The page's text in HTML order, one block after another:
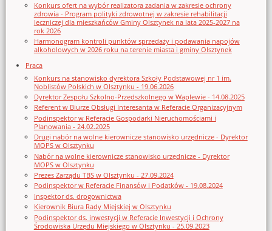
Konkurs ofert na wybór realizatora zadania w zakresie ochrony
zdrowia - Program polityki zdrowotnej w zakresie rehabilitacji
leczniczej dla mieszkańców Gminy Olsztynek na lata 2025-2027 na
rok 2026
Harmonogram kontroli punktów sprzedaży i podawania napojów
alkoholowych w 2026 roku na terenie miasta i gminy Olsztynek
Praca
Konkurs na stanowisko dyrektora Szkoły Podstawowej nr 1 im.
Noblistów Polskich w Olsztynku - 19.06.2026
Dyrektor Zespołu Szkolno-Przedszkolnego w Waplewie - 14.08.2025
Referent w Biurze Obsługi Interesanta w Referacie Organizacyjnym
Podinspektor w Referacie Gospodarki Nieruchomościami i
Planowania - 24.02.2025
Drugi nabór na wolne kierownicze stanowisko urzędnicze - Dyrektor
MOPS w Olsztynku
Nabór na wolne kierownicze stanowisko urzędnicze - Dyrektor
MOPS w Olsztynku
Prezes Zarządu TBS w Olsztynku - 27.09.2024
Podinspektor w Referacie Finansów i Podatków - 19.08.2024
Inspektor ds. drogownictwa
Kierownik Biura Rady Miejskiej w Olsztynku
Podinspektor ds. inwestycji w Referacie Inwestycji i Ochrony
Środowiska Urzędu Miejskiego w Olsztynku - 25.09.2023